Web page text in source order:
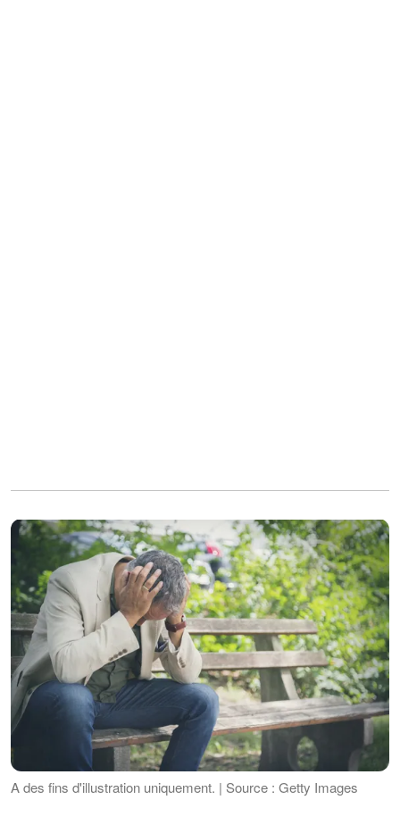
A des fins d'illustration uniquement. | Source : Getty Images